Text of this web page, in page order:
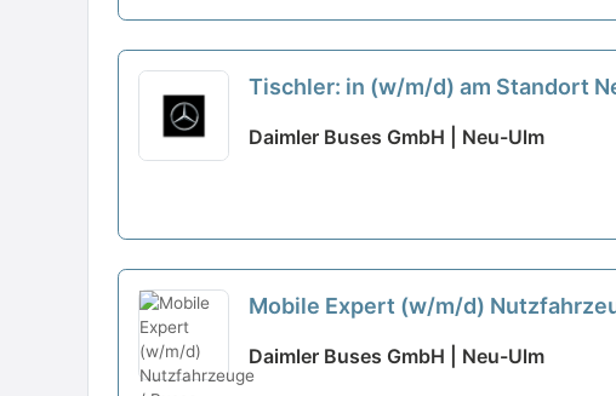
Tischler: in (w/m/d) am Standort
Daimler Buses GmbH | Neu-Ulm
Mobile Expert (w/m/d)
Daimler Buses GmbH | Neu-Ulm